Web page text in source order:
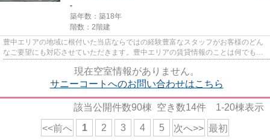
-
築年数：築18年
階数：2階建
豊中エリアの地域に根付いた当店ならではの経験豊富なスタッフがお客様のどん
なご要望にも対応させていただきます。豊中エリアの賃貸情報のことは何でもお
現在空室情報がありません。
サニーコートへのお問い合わせはこちら
該当公開件数90棟 空き数14件 1-20棟表示
<<前へ 1 2 3 4 5 次へ>> 最初